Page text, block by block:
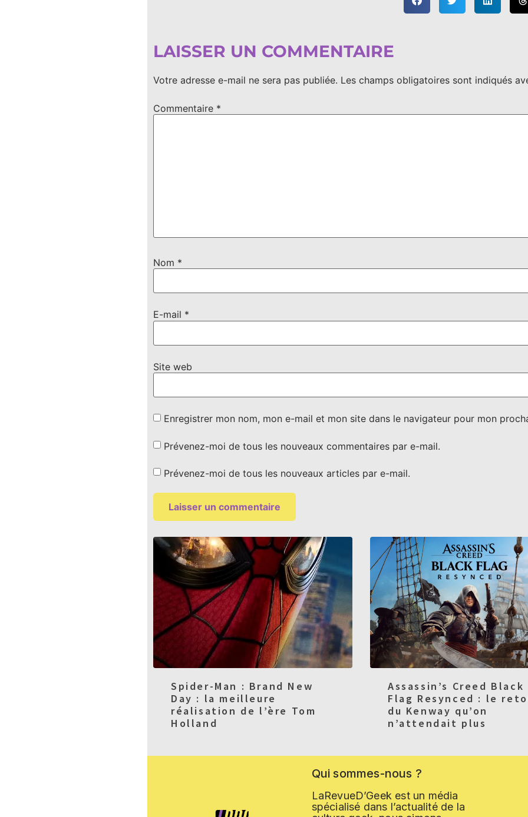
LAISSER UN COMMENTAIRE
Votre adresse e-mail ne sera pas publiée. Les champs obligatoires sont indiqués
Commentaire *
Nom *
E-mail *
Site web
Enregistrer mon nom, mon e-mail et mon site dans le navigateur pour mon
Prévenez-moi de tous les nouveaux commentaires par e-mail.
Prévenez-moi de tous les nouveaux articles par e-mail.
Spider-Man : Brand New
Day : la meilleure
réalisation de l’ère Tom
Holland
Assassin’s Creed Black
Flag Resynced : le
du Kenway qu’on
n’attendait plus
Qui sommes-nous ?
LaRevueD’Geek est un média
spécialisé dans l’actualité de la